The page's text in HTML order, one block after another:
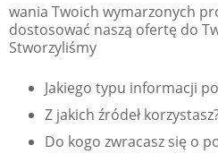
wania Twoich wymarzonych
dostosować naszą ofertę do
Stworzyliśmy
Jakiego typu informacji
Z jakich źródeł
Do kogo zwracasz się o